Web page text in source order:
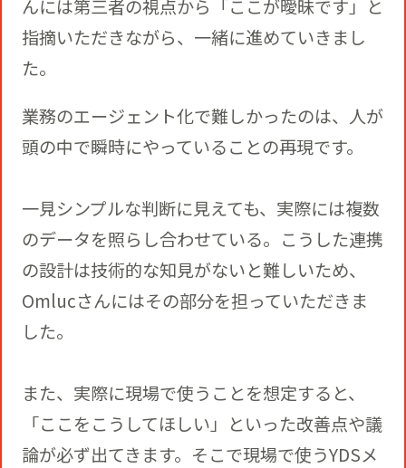
んには第三者の視点から「ここが曖昧です」と
指摘いただきながら、一緒に進めていきまし
た。
業務のエージェント化で難しかったのは、人が
頭の中で瞬時にやっていることの再現です。
一見シンプルな判断に見えても、実際には複数
のデータを照らし合わせている。こうした連携
の設計は技術的な知見がないと難しいため、
Omlucさんにはその部分を担っていただきま
した。
また、実際に現場で使うことを想定すると、
「ここをこうしてほしい」といった改善点や議
論が必ず出てきます。そこで現場で使うYDSメ